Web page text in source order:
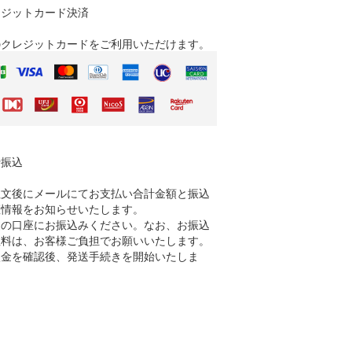
ットカード決済
レジットカードをご利用いただけます。
込
後にメールにてお支払い合計金額と振込
報をお知らせいたします。
口座にお振込みください。なお、お振込
は、お客様ご負担でお願いいたします。
を確認後、発送手続きを開始いたしま